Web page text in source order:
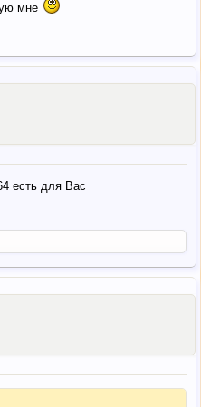
мне
есть для Вас